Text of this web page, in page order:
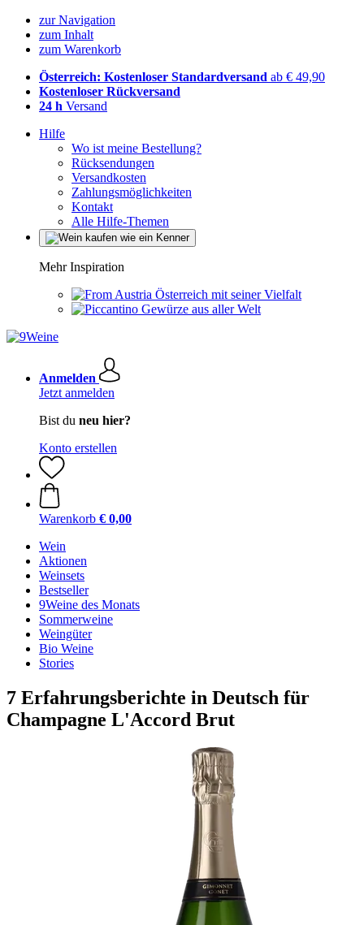
zur Navigation
zum Inhalt
zum Warenkorb
Österreich: Kostenloser Standardversand ab € 49,90
Kostenloser Rückversand
24 h Versand
Hilfe
Wo ist meine Bestellung?
Rücksendungen
Versandkosten
Zahlungsmöglichkeiten
Kontakt
Alle Hilfe-Themen
Mehr Inspiration
Österreich mit seiner Vielfalt
Gewürze aus aller Welt
Anmelden
Jetzt anmelden
Bist du neu hier?
Konto erstellen
Warenkorb € 0,00
Wein
Aktionen
Weinsets
Bestseller
9Weine des Monats
Sommerweine
Weingüter
Bio Weine
Stories
7 Erfahrungsberichte in Deutsch für
Champagne L'Accord Brut